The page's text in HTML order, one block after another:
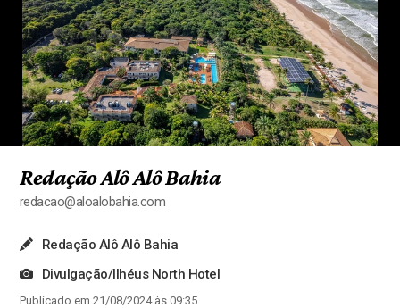
Redação Alô Alô Bahia
redacao@aloalobahia.com
Redação Alô Alô Bahia
Divulgação/Ilhéus North Hotel
Publicado em 21/08/2024 às 09:35